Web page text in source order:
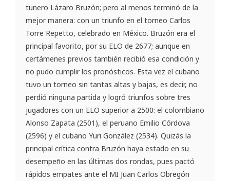
tunero Lázaro Bruzón; pero al menos terminó de la
mejor manera: con un triunfo en el torneo Carlos
Torre Repetto, celebrado en México. Bruzón era el
principal favorito, por su ELO de 2677; aunque en
certámenes previos también recibió esa condición y
no pudo cumplir los pronósticos. Esta vez el cubano
tuvo un torneo sin tantas altas y bajas, es decir, no
perdió ninguna partida y logró triunfos sobre tres
jugadores con un ELO superior a 2500: el colombiano
Alonso Zapata (2501), el peruano Emilio Córdova
(2596) y el cubano Yuri González (2534). Quizás la
principal crítica contra Bruzón haya estado en su
desempeño en las últimas dos rondas, pues pactó
rápidos empates ante el MI Juan Carlos Obregón